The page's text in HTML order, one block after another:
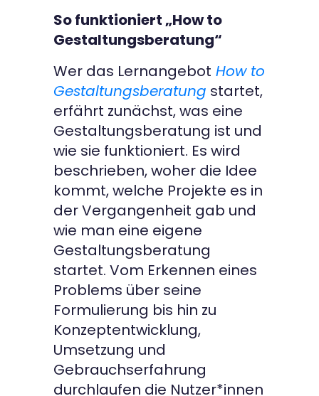
So funktioniert „How to
Gestaltungsberatung“
Wer das Lernangebot How to
Gestaltungsberatung startet,
erfährt zunächst, was eine
Gestaltungsberatung ist und
wie sie funktioniert. Es wird
beschrieben, woher die Idee
kommt, welche Projekte es in
der Vergangenheit gab und
wie man eine eigene
Gestaltungsberatung
startet. Vom Erkennen eines
Problems über seine
Formulierung bis hin zu
Konzeptentwicklung,
Umsetzung und
Gebrauchserfahrung
durchlaufen die Nutzer*innen